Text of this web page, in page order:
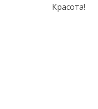
Красота!